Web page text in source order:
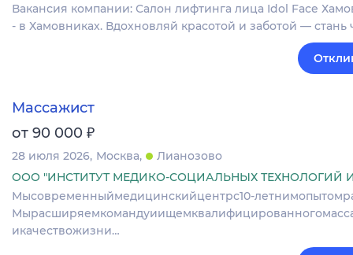
Вакансия компании: Салон лифтинга лица Idol Face
- в Хамовниках. Вдохновляй красотой и заботой —
Массажист
от 90 000 ₽
28 июля 2026 Москва
Лианозово
ООО "ИНСТИТУТ МЕДИКО-СОЦИАЛЬНЫХ ТЕХНОЛОГИЙ
икачествожизни…